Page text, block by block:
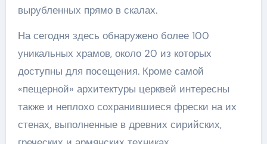
вырубленных прямо в скалах.
На сегодня здесь обнаружено более 100
уникальных храмов, около 20 из которых
доступны для посещения. Кроме самой
«пещерной» архитектуры церквей интересны
также и неплохо сохранившиеся фрески на их
стенах, выполненные в древних сирийских,